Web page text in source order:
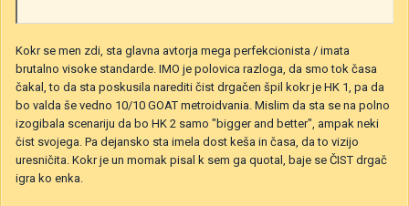
Kokr se men zdi, sta glavna avtorja mega perfekcionista / imata
brutalno visoke standarde. IMO je polovica razloga, da smo tok časa
čakal, to da sta poskusila narediti čist drgačen špil kokr je HK 1, pa da
bo valda še vedno 10/10 GOAT metroidvania. Mislim da sta se na polno
izogibala scenariju da bo HK 2 samo "bigger and better", ampak neki
čist svojega. Pa dejansko sta imela dost keša in časa, da to vizijo
uresničita. Kokr je un momak pisal k sem ga quotal, baje se ČIST drgač
igra ko enka.